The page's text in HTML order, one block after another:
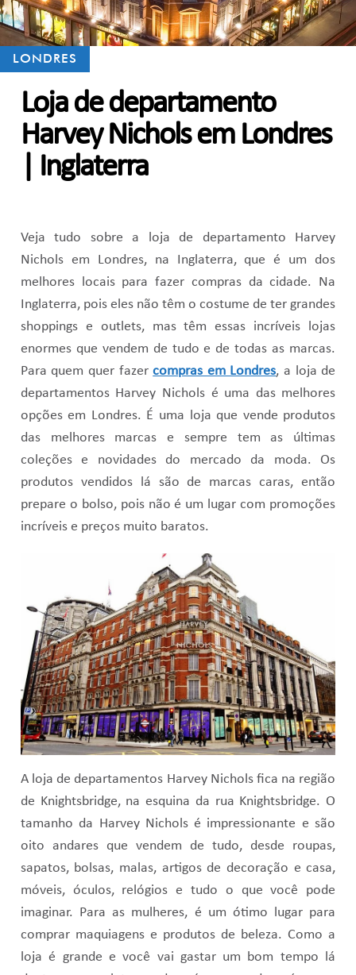
LONDRES
Loja de departamento
Harvey Nichols em Londres
| Inglaterra
Veja tudo sobre a loja de departamento Harvey
Nichols em Londres, na Inglaterra, que é um dos
melhores locais para fazer compras da cidade. Na
Inglaterra, pois eles não têm o costume de ter grandes
shoppings e outlets, mas têm essas incríveis lojas
enormes que vendem de tudo e de todas as marcas.
Para quem quer fazercompras em Londres, a loja de
departamentos Harvey Nichols é uma das melhores
opções em Londres. É uma loja que vende produtos
das melhores marcas e sempre tem as últimas
coleções e novidades do mercado da moda. Os
produtos vendidos lá são de marcas caras, então
prepare o bolso, pois não é um lugar com promoções
incríveis e preços muito baratos.
A loja de departamentos Harvey Nichols fica na região
de Knightsbridge, na esquina da rua Knightsbridge. O
tamanho da Harvey Nichols é impressionante e são
oito andares que vendem de tudo, desde roupas,
sapatos, bolsas, malas, artigos de decoração e casa,
móveis, óculos, relógios e tudo o que você pode
imaginar. Para as mulheres, é um ótimo lugar para
comprar maquiagens e produtos de beleza. Como a
loja é grande e você vai gastar um bom tempo lá